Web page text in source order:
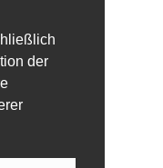
der